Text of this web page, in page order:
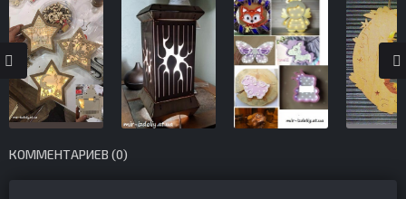
КОММЕНТАРИЕВ (0)